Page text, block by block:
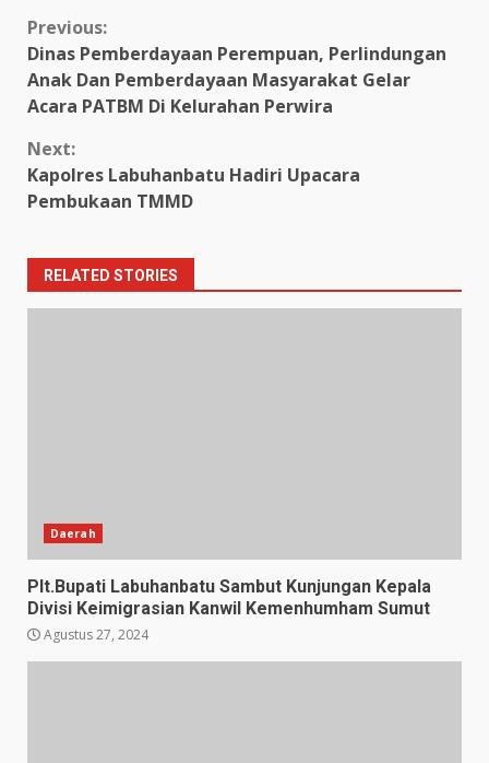
Continue
Reading
Previous:
Dinas Pemberdayaan Perempuan, Perlindungan
Anak Dan Pemberdayaan Masyarakat Gelar
Acara PATBM Di Kelurahan Perwira
Next:
Kapolres Labuhanbatu Hadiri Upacara
Pembukaan TMMD
RELATED STORIES
Daerah
Plt.Bupati Labuhanbatu Sambut Kunjungan Kepala
Divisi Keimigrasian Kanwil Kemenhumham Sumut
Agustus 27, 2024